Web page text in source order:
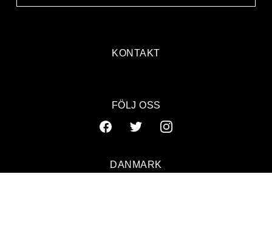
KONTAKT
FÖLJ OSS
DANMARK